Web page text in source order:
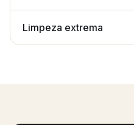
Limpeza extrema